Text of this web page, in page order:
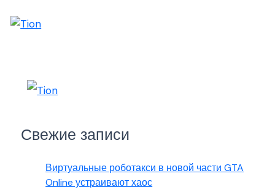
Свежие записи
Виртуальные роботакси в новой части GTA
Online устраивают хаос